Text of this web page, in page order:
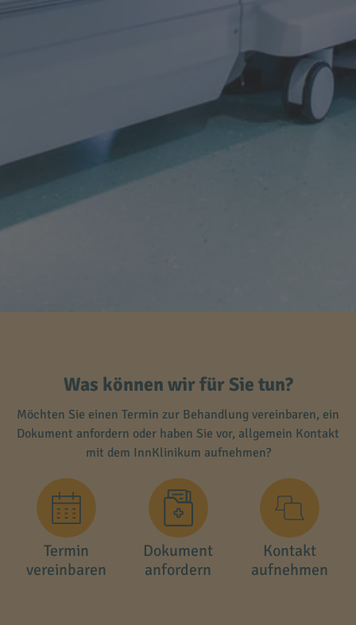
Was können wir für Sie tun?
Möchten Sie einen Termin zur Behandlung vereinbaren, ein
Dokument anfordern oder haben Sie vor, allgemein Kontakt
mit dem InnKlinikum aufnehmen?
Termin
vereinbaren
Dokument
anfordern
Kontakt
aufnehmen